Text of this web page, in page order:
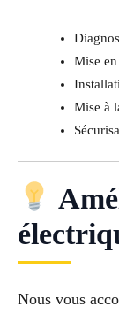
Mise
Mise à
Nous vous